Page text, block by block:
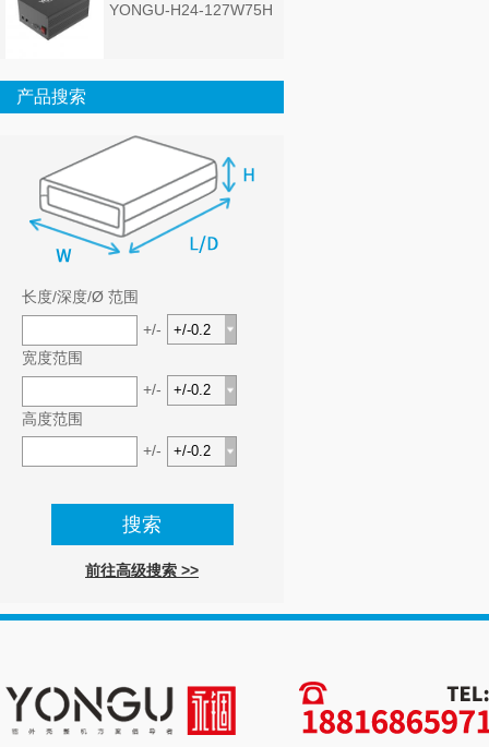
YONGU-H24-127W75H
产品搜索
长度/深度/Ø 范围
+/-
宽度范围
+/-
高度范围
+/-
前往高级搜索 >>